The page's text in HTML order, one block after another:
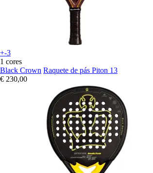
+-3
1 cores
Black Crown Raquete de pás Piton 13
€ 230,00